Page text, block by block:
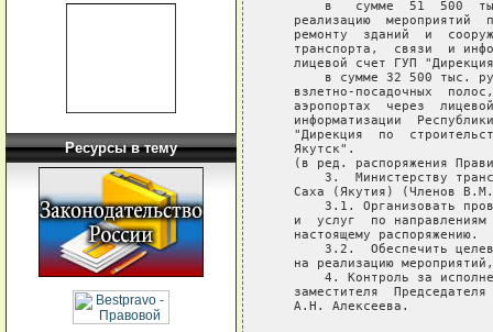
Ресурсы в тему
в   сумме  51  500
реализацию  мероприятий
ремонту  зданий  и
транспорта,  связи  и
лицевой счет ГУП
в сумме 32 500 тыс.
взлетно-посадочных
аэропортах  через
информатизации
"Дирекция  по
   Якутск".
(в ред. распоряжения
3.  Министерству
Саха (Якутия) (Членов
3.1. Организовать
и  услуг  по
   настоящему распоряжению.
3.2.  Обеспечить
на реализацию
4. Контроль за
заместителя
   А.Н. Алексеева.